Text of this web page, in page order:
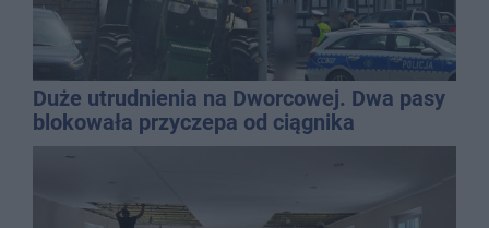
Duże utrudnienia na Dworcowej. Dwa pasy
blokowała przyczepa od ciągnika